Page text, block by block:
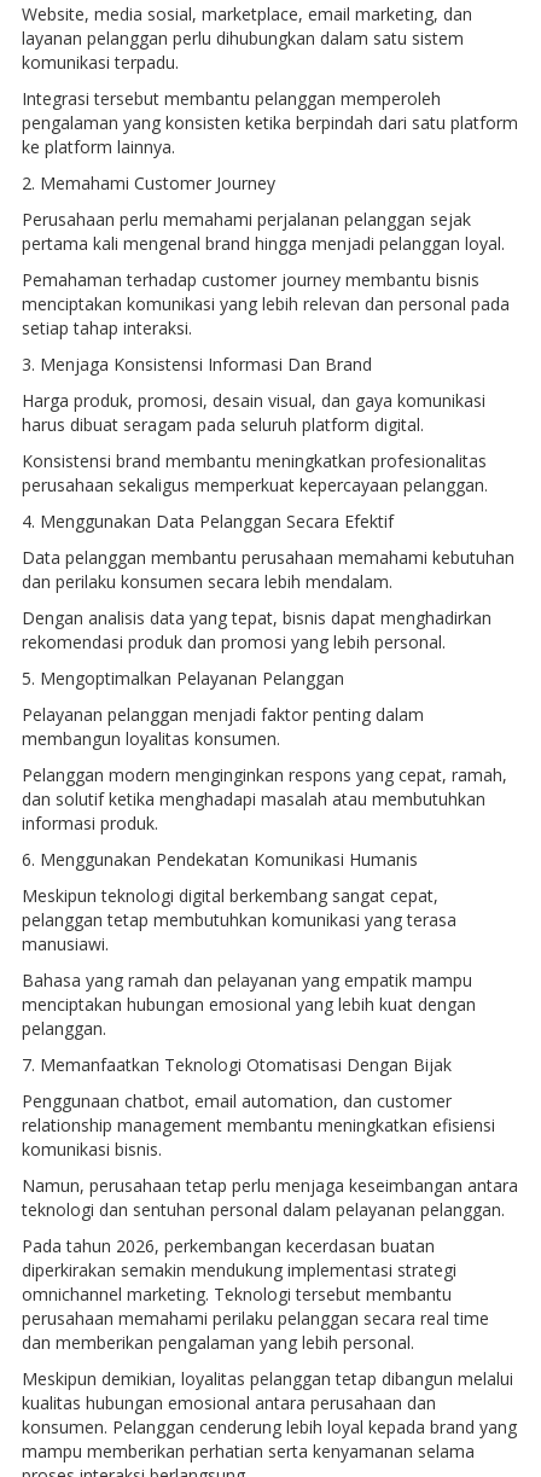
Website, media sosial, marketplace, email marketing, dan
layanan pelanggan perlu dihubungkan dalam satu sistem
komunikasi terpadu.
Integrasi tersebut membantu pelanggan memperoleh
pengalaman yang konsisten ketika berpindah dari satu platform
ke platform lainnya.
2. Memahami Customer Journey
Perusahaan perlu memahami perjalanan pelanggan sejak
pertama kali mengenal brand hingga menjadi pelanggan loyal.
Pemahaman terhadap customer journey membantu bisnis
menciptakan komunikasi yang lebih relevan dan personal pada
setiap tahap interaksi.
3. Menjaga Konsistensi Informasi Dan Brand
Harga produk, promosi, desain visual, dan gaya komunikasi
harus dibuat seragam pada seluruh platform digital.
Konsistensi brand membantu meningkatkan profesionalitas
perusahaan sekaligus memperkuat kepercayaan pelanggan.
4. Menggunakan Data Pelanggan Secara Efektif
Data pelanggan membantu perusahaan memahami kebutuhan
dan perilaku konsumen secara lebih mendalam.
Dengan analisis data yang tepat, bisnis dapat menghadirkan
rekomendasi produk dan promosi yang lebih personal.
5. Mengoptimalkan Pelayanan Pelanggan
Pelayanan pelanggan menjadi faktor penting dalam
membangun loyalitas konsumen.
Pelanggan modern menginginkan respons yang cepat, ramah,
dan solutif ketika menghadapi masalah atau membutuhkan
informasi produk.
6. Menggunakan Pendekatan Komunikasi Humanis
Meskipun teknologi digital berkembang sangat cepat,
pelanggan tetap membutuhkan komunikasi yang terasa
manusiawi.
Bahasa yang ramah dan pelayanan yang empatik mampu
menciptakan hubungan emosional yang lebih kuat dengan
pelanggan.
7. Memanfaatkan Teknologi Otomatisasi Dengan Bijak
Penggunaan chatbot, email automation, dan customer
relationship management membantu meningkatkan efisiensi
komunikasi bisnis.
Namun, perusahaan tetap perlu menjaga keseimbangan antara
teknologi dan sentuhan personal dalam pelayanan pelanggan.
Pada tahun 2026, perkembangan kecerdasan buatan
diperkirakan semakin mendukung implementasi strategi
omnichannel marketing. Teknologi tersebut membantu
perusahaan memahami perilaku pelanggan secara real time
dan memberikan pengalaman yang lebih personal.
Meskipun demikian, loyalitas pelanggan tetap dibangun melalui
kualitas hubungan emosional antara perusahaan dan
konsumen. Pelanggan cenderung lebih loyal kepada brand yang
mampu memberikan perhatian serta kenyamanan selama